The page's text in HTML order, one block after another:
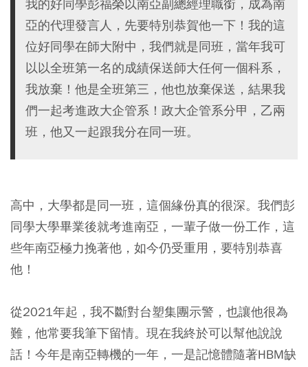
我的好同學彭福榮以南亞副總經理職銜，成為南
亞的代理發言人，先要特別恭賀他一下！我的這
位好同學在師大附中，我們就是同班，當年我可
以以全班第一名的成績保送師大任何一個科系，
我放棄！他是全班第三，他也放棄保送，結果我
們一起考進政大企管系！政大企管系分甲，乙兩
班，他又一起跟我分在同一班。
高中，大學都是同一班，這個緣份真的很深。我們彭
同學大學畢業後就考進南亞，一輩子做一份工作，這
些年南亞極力挽著他，如今仍受重用，要特別恭喜
他！
從2021年起，我不斷對台塑集團示警，也讓他很為
難，他常要我筆下留情。現在我終於可以幫他說說
話！今年是南亞轉機的一年，一是記憶體隨著HBM缺